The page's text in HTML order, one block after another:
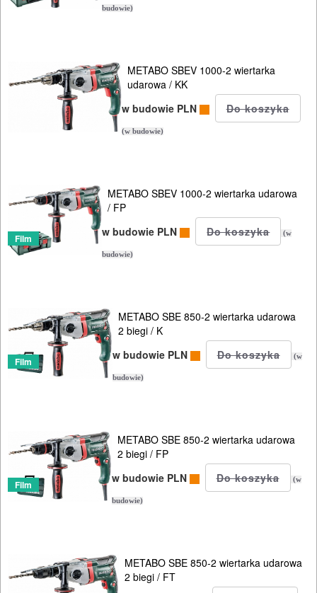
do
blach
odkurzacze
pilarki
stołowe
piły
do
betonu
komórkowego
szablowe
piły
taśmowe
polerki
budowie)
METABO SBEV 1000-2 wiertarka
udarowa / KK
w budowie PLN
(w budowie)
Film
METABO SBEV 1000-2 wiertarka udarowa
/ FP
w budowie PLN
(w
budowie)
Film
METABO SBE 850-2 wiertarka udarowa
2 biegi / K
w budowie PLN
(w
budowie)
Film
METABO SBE 850-2 wiertarka udarowa
2 biegi / FP
w budowie PLN
(w
budowie)
METABO SBE 850-2 wiertarka udarowa
2 biegi / FT